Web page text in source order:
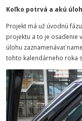
Koľko potrvá a akú
Projekt má už úvodnú
projektu a to je osadenie
úlohu zaznamenávať
tohto kalendárneho roka